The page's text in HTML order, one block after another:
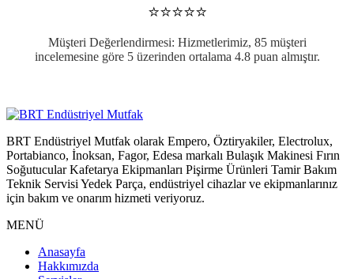
⭐⭐⭐⭐⭐
Müşteri Değerlendirmesi: Hizmetlerimiz, 85 müşteri
incelemesine göre 5 üzerinden ortalama 4.8 puan almıştır.
BRT Endüstriyel Mutfak olarak Empero, Öztiryakiler, Electrolux,
Portabianco, İnoksan, Fagor, Edesa markalı Bulaşık Makinesi Fırın
Soğutucular Kafetarya Ekipmanları Pişirme Ürünleri Tamir Bakım
Teknik Servisi Yedek Parça, endüstriyel cihazlar ve ekipmanlarınız
için bakım ve onarım hizmeti veriyoruz.
MENÜ
Anasayfa
Hakkımızda